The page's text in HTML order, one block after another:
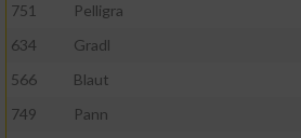
751
Pelligra
634
Gradl
566
Blaut
749
Pann